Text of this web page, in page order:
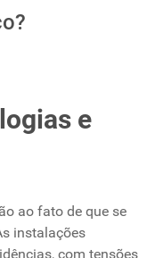
e
ao fato de que se
instalações
com tensões